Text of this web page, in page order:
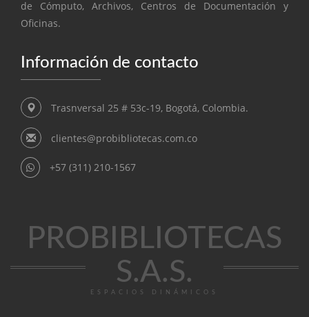
de Cómputo, Archivos, Centros de Documentación y
Oficinas.
Información de contacto
Trasnversal 25 # 53c-19, Bogotá, Colombia.
clientes@probibliotecas.com.co
+57 (311) 210-1567
PROBIBLIOTECAS
S.A.S.
ESPACIOS DINÁMICOS